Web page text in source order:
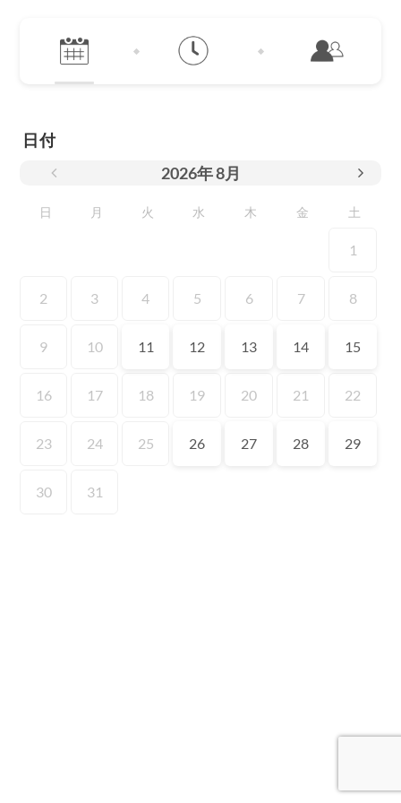
日付
2026年8月
日 月 火 水 木 金 土
1
2 3 4 5 6 7 8
9 10 11 12 13 14 15
16 17 18 19 20 21 22
23 24 25 26 27 28 29
30 31